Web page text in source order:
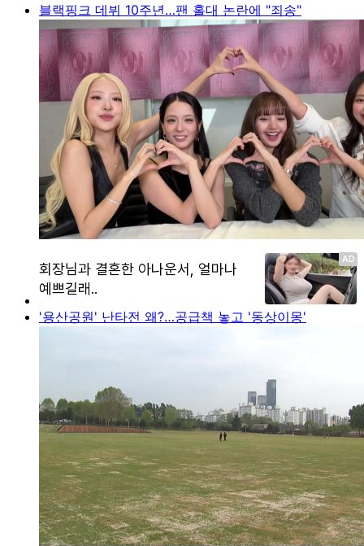
블랙핑크 데뷔 10주년…팬 홀대 논란에 "죄송"
'용산공원' 난타전 왜?…공급책 놓고 '동상이몽'